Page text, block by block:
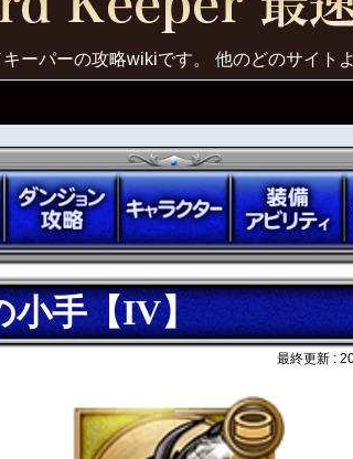
ーパーの攻略wikiです。 他のどのサイト
小手【IV】
最終更新 :